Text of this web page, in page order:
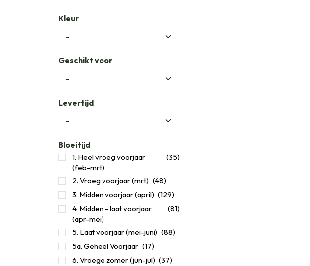
Kleur
Geschikt voor
Levertijd
Bloeitijd
1. Heel vroeg voorjaar
(feb-mrt)
(35)
2. Vroeg voorjaar (mrt) (48)
3. Midden voorjaar (april) (129)
​4. Midden - laat voorjaar
(apr-mei)
(81)
5. Laat voorjaar (mei-juni) (88)
5a. Geheel Voorjaar (17)
6. Vroege zomer (jun-jul) (37)